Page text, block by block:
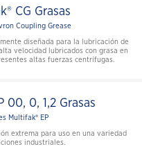
CG Grasas
Coupling Grease
diseñada para la lubricación de
velocidad lubricados con grasa en
altas fuerzas centrífugas.
00, 0, 1,2 Grasas
Multifak® EP
extrema para uso en una variedad
industriales.